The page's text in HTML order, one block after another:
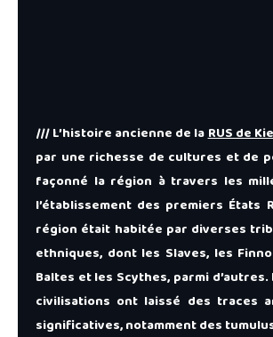
/// L’histoire ancienne de laRUS de
par une richesse de cultures et de
façonné la région à travers les
l’établissement des premiers États
région était habitée par diverses
ethniques, dont les Slaves, les
Baltes et les Scythes, parmi
civilisations ont laissé des traces
significatives, notamment des